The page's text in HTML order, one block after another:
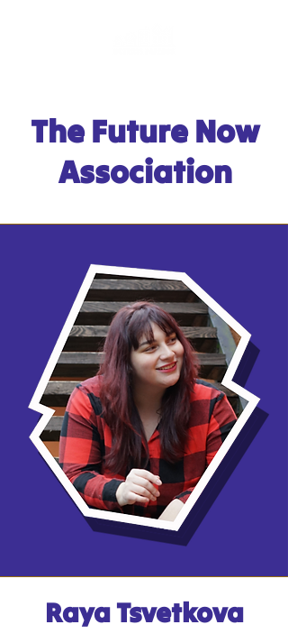
The Future Now
Association
Raya Tsvetkova